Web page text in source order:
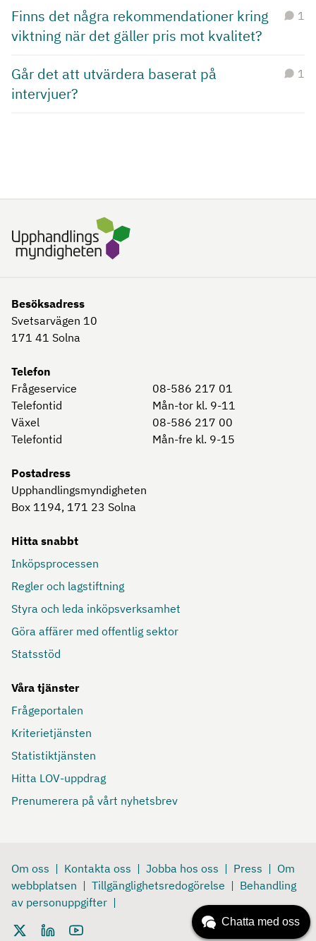
Finns det några rekommendationer kring
viktning när det gäller pris mot kvalitet?
1
Går det att utvärdera baserat på
intervjuer?
1
Besöksadress
Svetsarvägen 10
171 41 Solna
Telefon
Frågeservice
08-586 217 01
Telefontid
Mån-tor kl. 9-11
Växel
08-586 217 00
Telefontid
Mån-fre kl. 9-15
Postadress
Upphandlingsmyndigheten
Box 1194, 171 23 Solna
Hitta snabbt
Inköpsprocessen
Regler och lagstiftning
Styra och leda inköpsverksamhet
Göra affärer med offentlig sektor
Statsstöd
Våra tjänster
Frågeportalen
Kriterietjänsten
Statistiktjänsten
Hitta LOV-uppdrag
Prenumerera på vårt nyhetsbrev
Om oss Kontakta oss Jobba hos oss Press
Om
webbplatsen
Tillgänglighetsredogörelse
Behandling
av personuppgifter